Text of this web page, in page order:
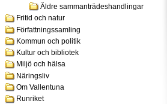
Äldre sammanträdeshandlingar
Fritid och natur
Författningssamling
Kommun och politik
Kultur och bibliotek
Miljö och hälsa
Näringsliv
Om Vallentuna
Runriket